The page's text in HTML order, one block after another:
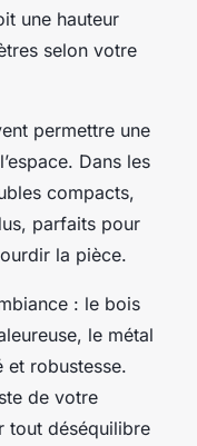
une hauteur
selon votre
permettre une
Dans les
compacts,
parfaits pour
la pièce.
: le bois
le métal
et robustesse.
de votre
tout déséquilibre